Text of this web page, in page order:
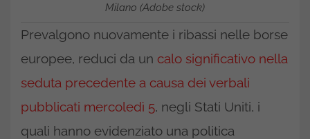
Milano (Adobe stock)
Prevalgono nuovamente i ribassi nelle borse
europee, reduci da un calo significativo nella
seduta precedente a causa dei verbali
pubblicati mercoledì 5, negli Stati Uniti, i
quali hanno evidenziato una politica